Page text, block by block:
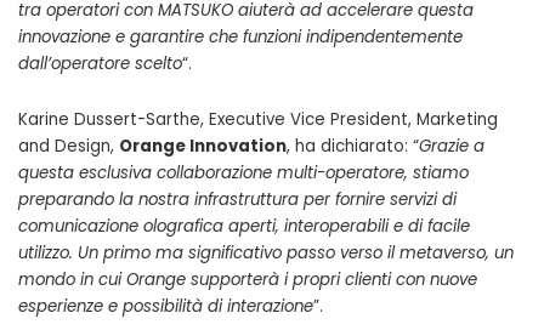
tra operatori con MATSUKO aiuterà ad accelerare questa
innovazione e garantire che funzioni indipendentemente
dall’operatore scelto“.
Karine Dussert-Sarthe, Executive Vice President, Marketing
and Design, Orange Innovation, ha dichiarato: “Grazie a
questa esclusiva collaborazione multi-operatore, stiamo
preparando la nostra infrastruttura per fornire servizi di
comunicazione olografica aperti, interoperabili e di facile
utilizzo. Un primo ma significativo passo verso il metaverso, un
mondo in cui Orange supporterà i propri clienti con nuove
esperienze e possibilità di interazione”.